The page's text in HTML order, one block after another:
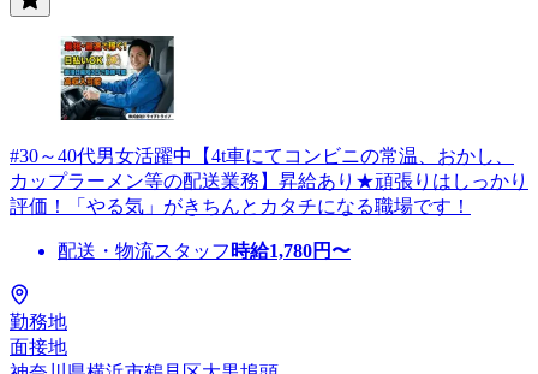
#30～40代男女活躍中【4t車にてコンビニの常温、おかし、
カップラーメン等の配送業務】昇給あり★頑張りはしっかり
評価！「やる気」がきちんとカタチになる職場です！
配送・物流スタッフ 時給1,780円〜
勤務地
面接地